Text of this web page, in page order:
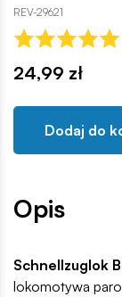
REV-29621
24,99 zł
Dodaj do
Opis
Schnellzuglok
lokomotywa